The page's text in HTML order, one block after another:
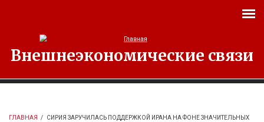
Внешнеэкономические связи
ГЛАВНАЯ /
СИРИЯ ЗАРУЧИЛАСЬ ПОДДЕРЖКОЙ ИРАНА НА ФОНЕ ЗНАЧИТЕЛЬНЫХ